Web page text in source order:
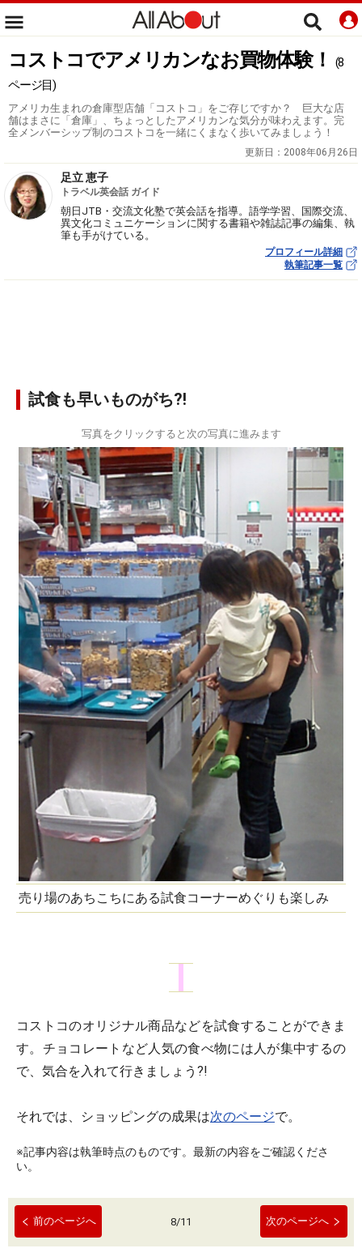
コストコでアメリカンなお買物体験！
(8
ページ目)
アメリカ生まれの倉庫型店舗「コストコ」をご存じですか？ 巨大な店
舗はまさに「倉庫」、ちょっとしたアメリカンな気分が味わえます。完
全メンバーシップ制のコストコを一緒にくまなく歩いてみましょう！
更新日： 2008年06月26日
足立 恵子
トラベル英会話 ガイド
朝日JTB・交流文化塾で英会話を指導。語学学習、国際交流、
異文化コミュニケーションに関する書籍や雑誌記事の編集、執
筆も手がけている。
プロフィール詳細
執筆記事一覧
試食も早いものがち?!
写真をクリックすると次の写真に進みます
売り場のあちこちにある試食コーナーめぐりも楽しみ
コストコのオリジナル商品などを試食することができま
す。チョコレートなど人気の食べ物には人が集中するの
で、気合を入れて行きましょう?!
それでは、ショッピングの成果は次のページで。
※記事内容は執筆時点のものです。最新の内容をご確認くださ
い。
前のページへ 8/11 次のページへ